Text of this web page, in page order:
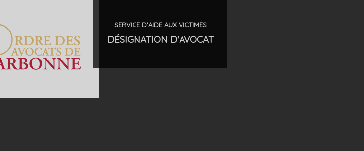
SERVICE D'AIDE AUX VICTIMES
DÉSIGNATION D'AVOCAT